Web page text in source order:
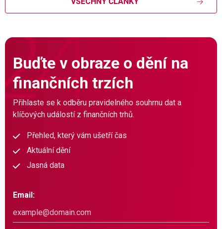
Buďte v obraze o dění na
finančních trzích
Přihlaste se k odběru pravidelného souhrnu dat a
klíčových událostí z finančních trhů.
Přehled, který vám ušetří čas
Aktuální dění
Jasná data
Email: